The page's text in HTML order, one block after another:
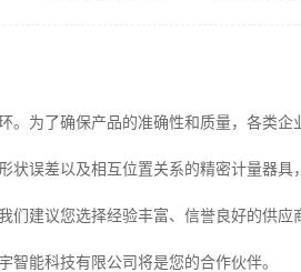
。为了确保产品的准确性和质量，各类企
误差以及相互位置关系的精密计量器具
们建议您选择经验丰富、信誉良好的供
智能科技有限公司将是您的合作伙伴。